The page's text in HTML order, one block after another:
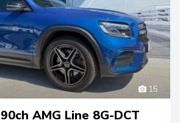
15
AMG Line 8G-DCT